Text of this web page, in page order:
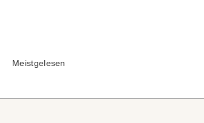
Meistgelesen